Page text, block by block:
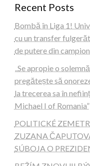
Recent Posts
Bombă în Liga 1!
cu un transfer
de putere din
„Se apropie o
pregătește să
la trecerea sa în
Michael I of Romania”
POLITICKÉ
ZUZANA
SÚBOJA O